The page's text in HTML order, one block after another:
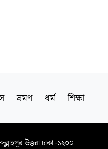
ভ্রমণ ধর্ম শিক্ষা
উত্তরা ঢাকা -১২৩০